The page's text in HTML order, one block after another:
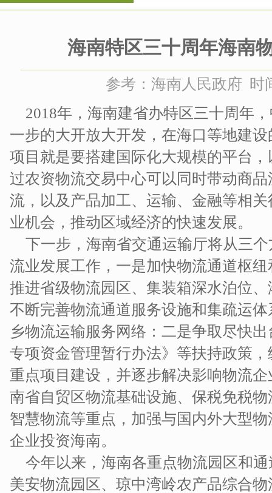
海南特区三十周年海南
参考：海南人民政府 时
2018年，海南建省办特区三十周年
一步的大开放大开发，在海口等地建
项目就是要搭建国际化大规模的平台
过农资物流交易中心可以同时带动商
流，以及产品加工、运输、金融等相
业机会，推动区域经济的快速发展。
下一步，海南省交通运输厅将从三
流业发展工作，一是加快物流通道枢
推进省级物流园区、集装箱深水泊位
不断完善物流通道服务设施和集疏运
乡物流运输服务网络：二是争取尽快
专项资金管理暂行办法》等扶持政策
重点项目建设，并逐步解决影响物流
南省自贸区物流基础设施、保税免税
智慧物流等重点，加强与国内外大型
企业投资海南。
今年以来，海南各重点物流园区和
美安物流园区、琼中湾岭农产品综合